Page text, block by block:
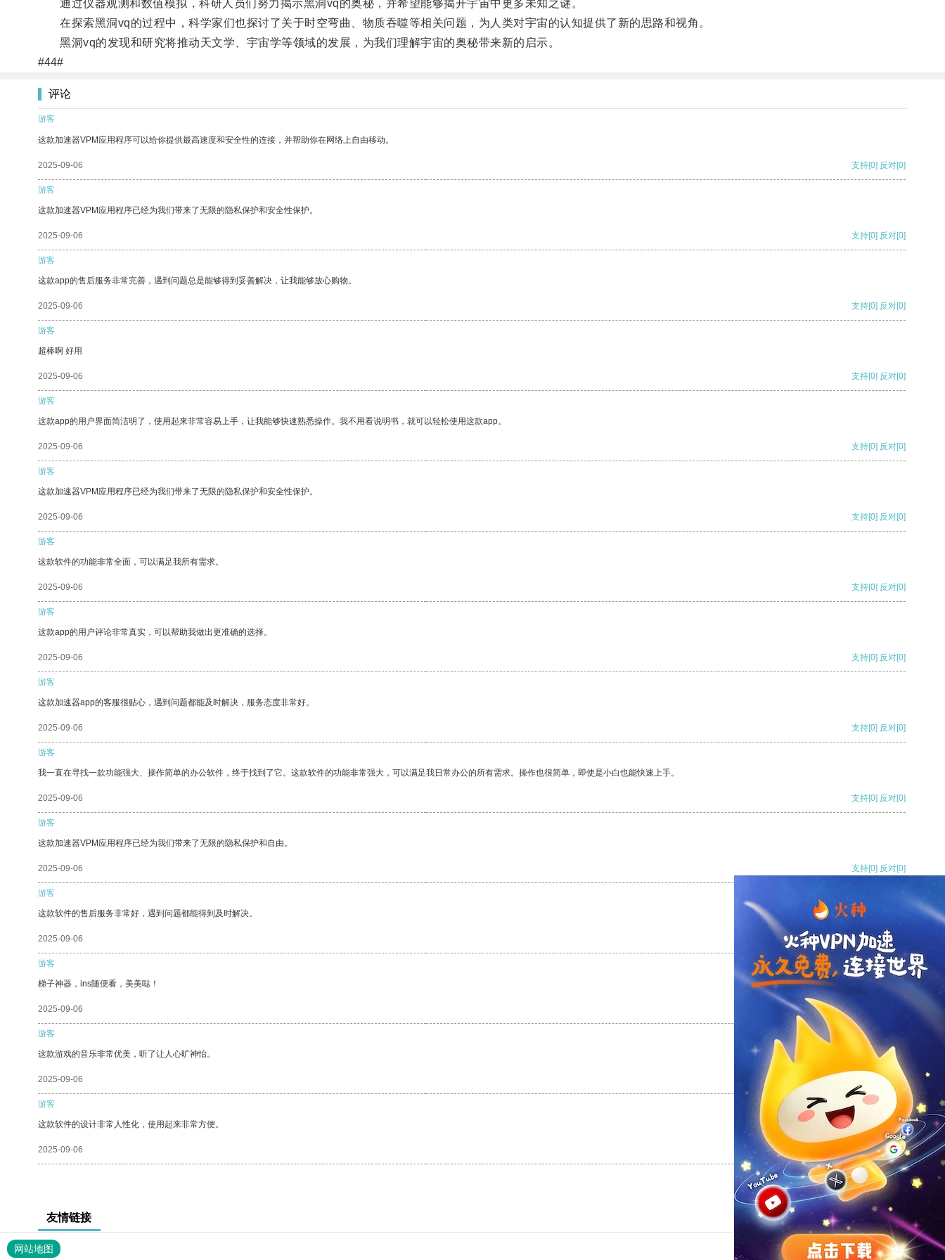
通过仪器观测和数值模拟，科研人员们努力揭示黑洞vq的奥秘，并希望能够揭开宇宙中更多未知之谜。
在探索黑洞vq的过程中，科学家们也探讨了关于时空弯曲、物质吞噬等相关问题，为人类对宇宙的认知提供了新的思路和视角。
黑洞vq的发现和研究将推动天文学、宇宙学等领域的发展，为我们理解宇宙的奥秘带来新的启示。
#44#
评论
游客
这款加速器VPM应用程序可以给你提供最高速度和安全性的连接，并帮助你在网络上自由移动。
2025-09-06 支持[0] 反对[0]
游客
这款加速器VPM应用程序已经为我们带来了无限的隐私保护和安全性保护。
2025-09-06 支持[0] 反对[0]
游客
这款app的售后服务非常完善，遇到问题总是能够得到妥善解决，让我能够放心购物。
2025-09-06 支持[0] 反对[0]
游客
超棒啊 好用
2025-09-06 支持[0] 反对[0]
游客
这款app的用户界面简洁明了，使用起来非常容易上手，让我能够快速熟悉操作。我不用看说明书，就可以轻松使用这款app。
2025-09-06 支持[0] 反对[0]
游客
这款加速器VPM应用程序已经为我们带来了无限的隐私保护和安全性保护。
2025-09-06 支持[0] 反对[0]
游客
这款软件的功能非常全面，可以满足我所有需求。
2025-09-06 支持[0] 反对[0]
游客
这款app的用户评论非常真实，可以帮助我做出更准确的选择。
2025-09-06 支持[0] 反对[0]
游客
这款加速器app的客服很贴心，遇到问题都能及时解决，服务态度非常好。
2025-09-06 支持[0] 反对[0]
游客
我一直在寻找一款功能强大、操作简单的办公软件，终于找到了它。这款软件的功能非常强大，可以满足我日常办公的所有需求。操作也很简单，即使是小白也能快速上手。
2025-09-06 支持[0] 反对[0]
游客
这款加速器VPM应用程序已经为我们带来了无限的隐私保护和自由。
2025-09-06 支持[0] 反对[0]
游客
这款软件的售后服务非常好，遇到问题都能得到及时解决。
2025-09-06 支持[0] 反对
游客
梯子神器，ins随便看，美美哒！
2025-09-06 支持
游客
这款游戏的音乐非常优美，听了让人心旷神怡。
2025-09-06 反对 [0]
游客
这款软件的设计非常人性化，使用起来非常方便。
2025-09-06 支持[0] 反对[0]
友情链接
网站地图